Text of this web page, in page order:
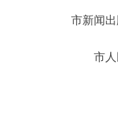
市新闻出
市人民